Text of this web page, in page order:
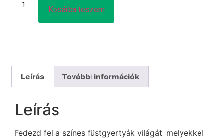
Kosárba teszem
Leírás További információk
Leírás
Fedezd fel a színes füstgyertyák világát, melyekkel